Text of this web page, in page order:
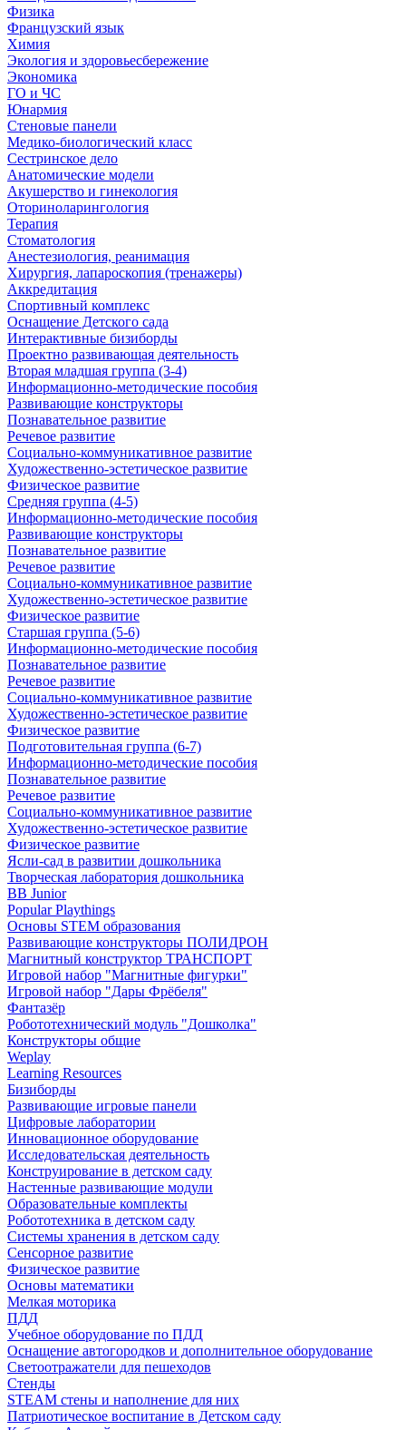
Физика
Французский язык
Химия
Экология и здоровьесбережение
Экономика
ГО и ЧС
Юнармия
Стеновые панели
Медико-биологический класс
Сестринское дело
Анатомические модели
Акушерство и гинекология
Оториноларингология
Терапия
Стоматология
Анестезиология, реанимация
Хирургия, лапароскопия (тренажеры)
Аккредитация
Спортивный комплекс
Оснащение Детского сада
Интерактивные бизиборды
Проектно развивающая деятельность
Вторая младшая группа (3-4)
Информационно-методические пособия
Развивающие конструкторы
Познавательное развитие
Речевое развитие
Социально-коммуникативное развитие
Художественно-эстетическое развитие
Физическое развитие
Средняя группа (4-5)
Информационно-методические пособия
Развивающие конструкторы
Познавательное развитие
Речевое развитие
Социально-коммуникативное развитие
Художественно-эстетическое развитие
Физическое развитие
Старшая группа (5-6)
Информационно-методические пособия
Познавательное развитие
Речевое развитие
Социально-коммуникативное развитие
Художественно-эстетическое развитие
Физическое развитие
Подготовительная группа (6-7)
Информационно-методические пособия
Познавательное развитие
Речевое развитие
Социально-коммуникативное развитие
Художественно-эстетическое развитие
Физическое развитие
Ясли-сад в развитии дошкольника
Творческая лаборатория дошкольника
BB Junior
Popular Playthings
Основы STEM образования
Развивающие конструкторы ПОЛИДРОН
Магнитный конструктор ТРАНСПОРТ
Игровой набор "Магнитные фигурки"
Игровой набор "Дары Фрёбеля"
Фантазёр
Робототехнический модуль "Дошколка"
Конструкторы общие
Weplay
Learning Resources
Бизиборды
Развивающие игровые панели
Цифровые лаборатории
Инновационное оборудование
Исследовательская деятельность
Конструирование в детском саду
Настенные развивающие модули
Образовательные комплекты
Робототехника в детском саду
Системы хранения в детском саду
Сенсорное развитие
Физическое развитие
Основы математики
Мелкая моторика
ПДД
Учебное оборудование по ПДД
Оснащение автогородков и дополнительное оборудование
Светоотражатели для пешеходов
Стенды
STEAM стены и наполнение для них
Патриотическое воспитание в Детском саду